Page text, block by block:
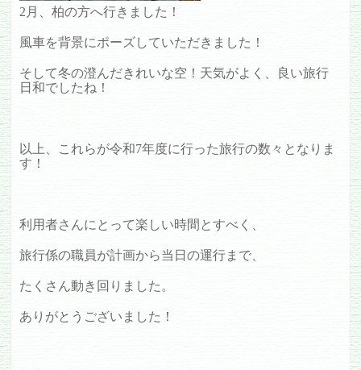
2月、柏の方へ行きました！
風車を背景にポーズしていただきました！
そして冬の澄んだきれいな空！天気がよく、良い旅行
日和でしたね！
以上、これらが令和7年度に行った旅行の数々となりま
す！
利用者さんにとって楽しい時間とすべく、
旅行係の職員が計画から当日の運行まで、
たくさん動き回りました。
ありがとうございました！